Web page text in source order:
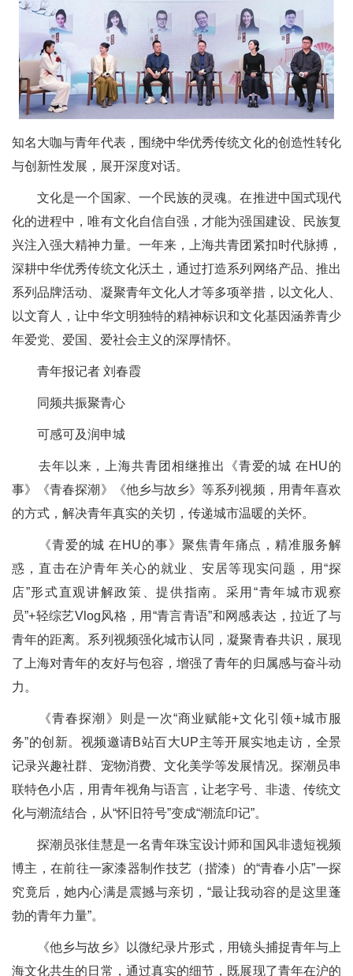
知名大咖与青年代表，围绕中华优秀传统文化的创造性转化
与创新性发展，展开深度对话。
文化是一个国家、一个民族的灵魂。在推进中国式现代
化的进程中，唯有文化自信自强，才能为强国建设、民族复
兴注入强大精神力量。一年来，上海共青团紧扣时代脉搏，
深耕中华优秀传统文化沃土，通过打造系列网络产品、推出
系列品牌活动、凝聚青年文化人才等多项举措，以文化人、
以文育人，让中华文明独特的精神标识和文化基因涵养青少
年爱党、爱国、爱社会主义的深厚情怀。
青年报记者 刘春霞
同频共振聚青心
可感可及润申城
去年以来，上海共青团相继推出《青爱的城 在HU的
事》《青春探潮》《他乡与故乡》等系列视频，用青年喜欢
的方式，解决青年真实的关切，传递城市温暖的关怀。
《青爱的城 在HU的事》聚焦青年痛点，精准服务解
惑，直击在沪青年关心的就业、安居等现实问题，用“探
店”形式直观讲解政策、提供指南。采用“青年城市观察
员”+轻综艺Vlog风格，用“青言青语”和网感表达，拉近了与
青年的距离。系列视频强化城市认同，凝聚青春共识，展现
了上海对青年的友好与包容，增强了青年的归属感与奋斗动
力。
《青春探潮》则是一次“商业赋能+文化引领+城市服
务”的创新。视频邀请B站百大UP主等开展实地走访，全景
记录兴趣社群、宠物消费、文化美学等发展情况。探潮员串
联特色小店，用青年视角与语言，让老字号、非遗、传统文
化与潮流结合，从“怀旧符号”变成“潮流印记”。
探潮员张佳慧是一名青年珠宝设计师和国风非遗短视频
博主，在前往一家漆器制作技艺（揩漆）的“青春小店”一探
究竟后，她内心满是震撼与亲切，“最让我动容的是这里蓬
勃的青年力量”。
《他乡与故乡》以微纪录片形式，用镜头捕捉青年与上
海文化共生的日常，通过真实的细节，既展现了青年在沪的